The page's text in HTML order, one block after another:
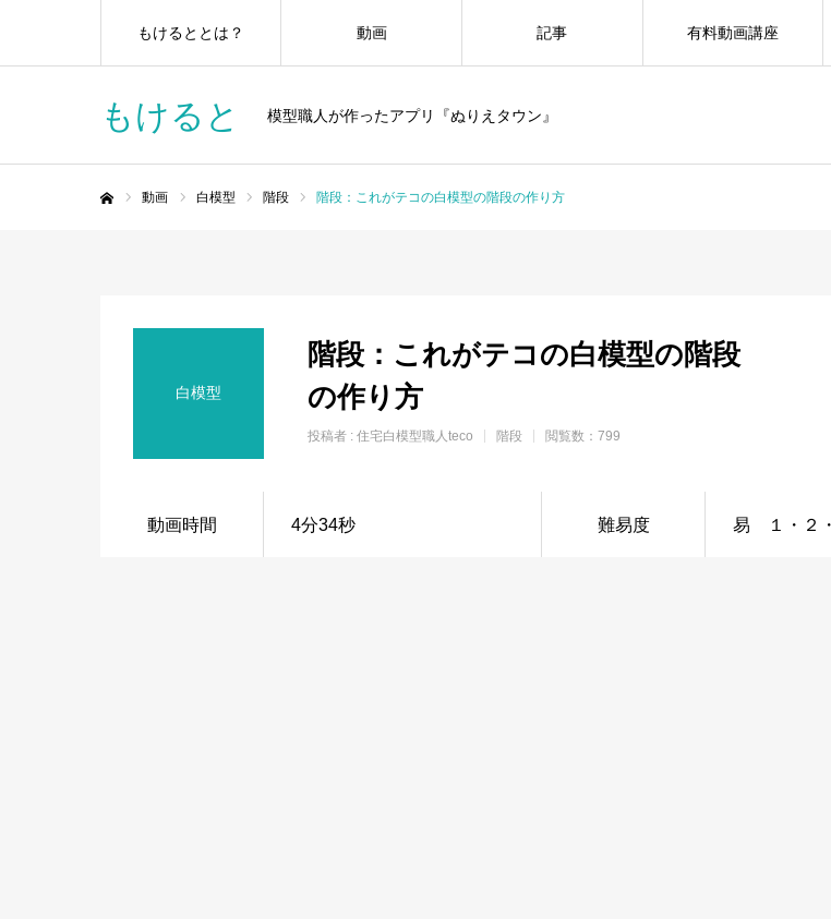
もけると 模型職人が作ったアプリ『ぬりえタウン』
もけるととは？ 動画 記事 有料動画講座
動画 白模型 階段 階段：これがテコの白模型の階段の作り方
白模型
階段：これがテコの白模型の階段
の作り方
投稿者 : 住宅白模型職人teco 階段 閲覧数：799
動画時間 4分34秒 難易度 易 １・